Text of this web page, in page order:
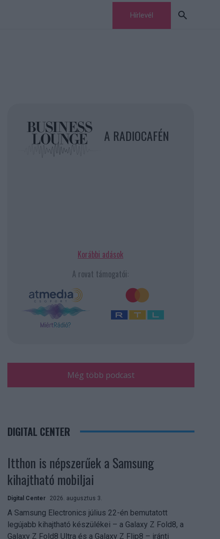
Hírlevél
A RADIOCAFÉN
Korábbi adások
A rovat támogatói:
Még több podcast
DIGITAL CENTER
Itthon is népszerűek a Samsung
kihajtható mobiljai
Digital Center 2026. augusztus 3.
A Samsung Electronics július 22-én bemutatott
legújabb kihajtható készülékei – a Galaxy Z Fold8, a
Galaxy Z Fold8 Ultra és a Galaxy Z Flip8 – iránti